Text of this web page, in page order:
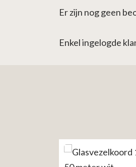
Er zijn nog geen
Enkel ingelogde